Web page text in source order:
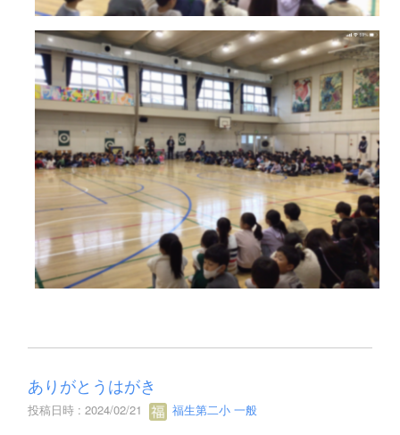
ありがとうはがき
投稿日時 : 2024/02/21 福生第二小 一般